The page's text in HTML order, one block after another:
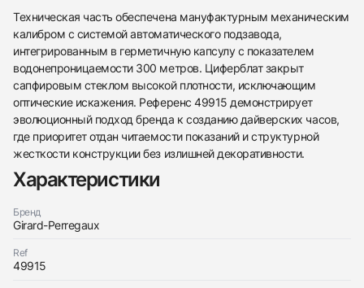
438
285
145
142
205
204
195
150
6
Техническая часть обеспечена мануфактурным механическим
калибром с системой автоматического подзавода,
интегрированным в герметичную капсулу с показателем
водонепроницаемости 300 метров. Циферблат закрыт
сапфировым стеклом высокой плотности, исключающим
оптические искажения. Референс 49915 демонстрирует
эволюционный подход бренда к созданию дайверских часов,
где приоритет отдан читаемости показаний и структурной
жесткости конструкции без излишней декоративности.
Характеристики
Бренд
Girard-Perregaux
Ref
49915
Заказать эти часы
Оставьте ваши контактные данные и мы свяжемся
Трейд-ин часов